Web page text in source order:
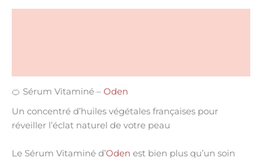
🍊 Sérum Vitaminé – Oden
Un concentré d’huiles végétales françaises pour
réveiller l’éclat naturel de votre peau
Le Sérum Vitaminé d’Oden est bien plus qu’un soin